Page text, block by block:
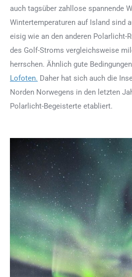
auch tagsüber zahllose spannende
Wintertemperaturen auf Island sind
eisig wie an den anderen Polarlicht-
des Golf-Stroms vergleichsweise
herrschen. Ähnlich gute
Lofoten. Daher hat sich auch die
Norden Norwegens in den letzten
Polarlicht-Begeisterte etabliert.